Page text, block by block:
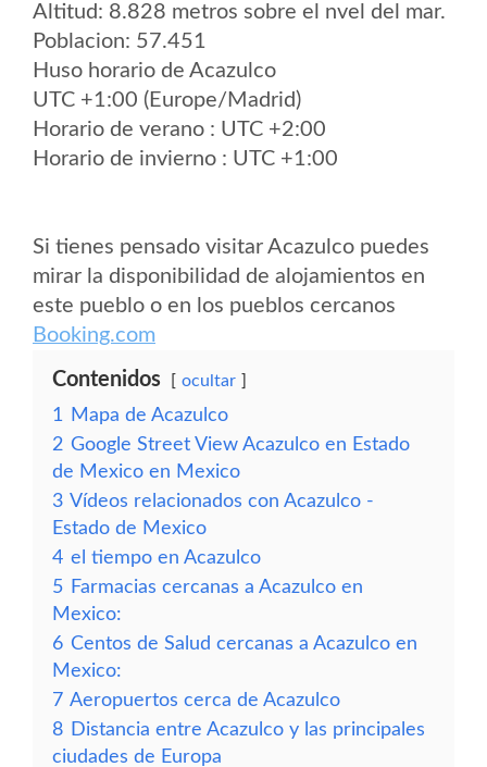
Altitud: 8.828 metros sobre el nvel del mar.
Poblacion: 57.451
Huso horario de Acazulco
UTC +1:00 (Europe/Madrid)
Horario de verano : UTC +2:00
Horario de invierno : UTC +1:00
Si tienes pensado visitar Acazulco puedes
mirar la disponibilidad de alojamientos en
este pueblo o en los pueblos cercanos
Booking.com
Contenidos ocultar
1
Mapa de Acazulco
2 Google Street View Acazulco en Estado
de Mexico en Mexico
3 Vídeos relacionados con Acazulco -
Estado de Mexico
4 el tiempo en Acazulco
5 Farmacias cercanas a Acazulco en
Mexico:
6 Centos de Salud cercanas a Acazulco en
Mexico:
7 Aeropuertos cerca de Acazulco
8 Distancia entre Acazulco y las principales
ciudades de Europa